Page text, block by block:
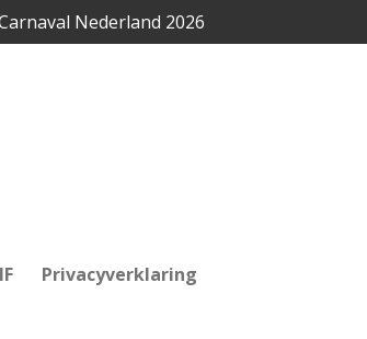
Nederland 2026
Privacyverklaring